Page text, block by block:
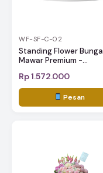
WF-SF-C-02
Standing Flower Bunga
Mawar Premium -...
Rp 1.572.000
Pesan